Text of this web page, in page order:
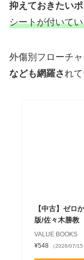
抑えておきたい
シートが付いて
外傷別フローチャ
なども網羅されて
【中古】ゼロ
版/佐々木勝教
VALUE BOOKS
¥548
（2026/07/